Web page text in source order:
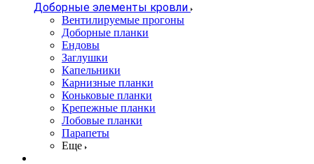
Доборные элементы кровли
Вентилируемые прогоны
Доборные планки
Ендовы
Заглушки
Капельники
Карнизные планки
Коньковые планки
Крепежные планки
Лобовые планки
Парапеты
Еще